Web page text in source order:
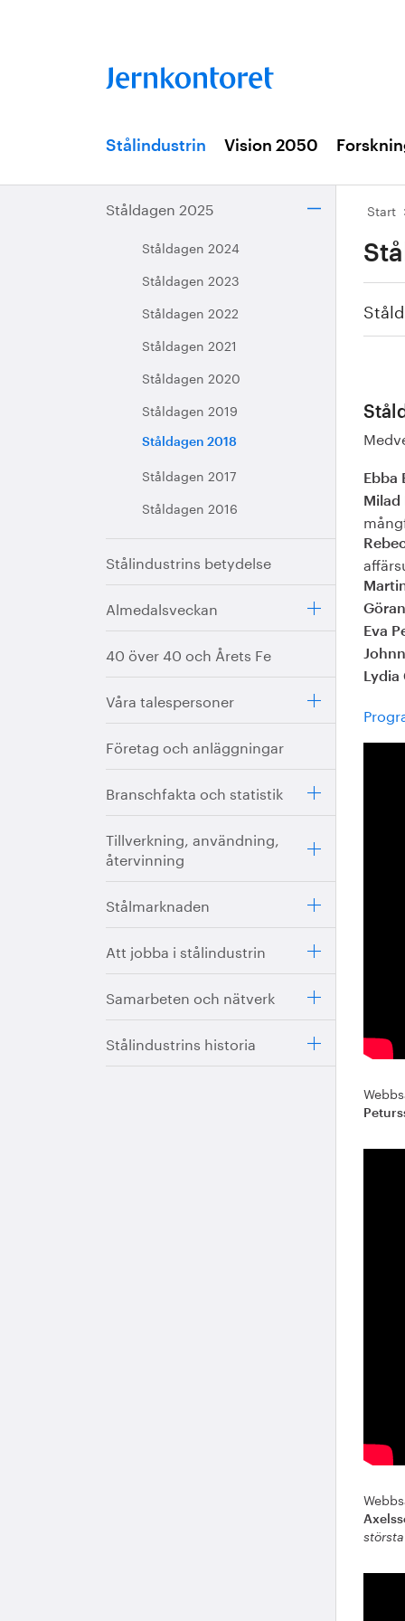
Stålindustrin Vision 2050
Ståldagen 2025
Ståldagen 2024
Ståldagen 2023
Ståldagen 2022
Ståldagen 2021
Ståldagen 2020
Ståldagen 2019
Ståldagen 2018
Ståldagen 2017
Ståldagen 2016
Stålindustrins betydelse
Almedalsveckan
40 över 40 och Årets Fe
Våra talespersoner
Företag och anläggningar
Branschfakta och statistik
Tillverkning, användning,
återvinning
Stålmarknaden
Att jobba i stålindustrin
Samarbeten och nätverk
Stålindustrins historia
Start
Ebba
Eva